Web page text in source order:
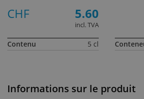
Informations sur le produit
CHF
5.60
incl. TVA
Contenu 5 cl